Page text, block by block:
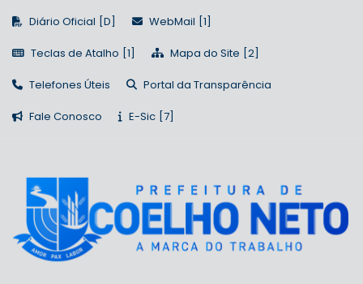
Diário Oficial WebMail
Teclas de Atalho Mapa do Site
Telefones Úteis Portal da Transparência
Fale Conosco E-Sic